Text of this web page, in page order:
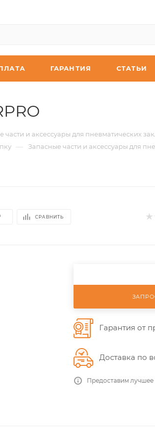
ГАРАНТИЯ СТАТЬИ
части и аксессуары для пневматических
— Запасные части и аксессуары для
СРАВНИТЬ
Гарантия от
Доставка по
Предоставим